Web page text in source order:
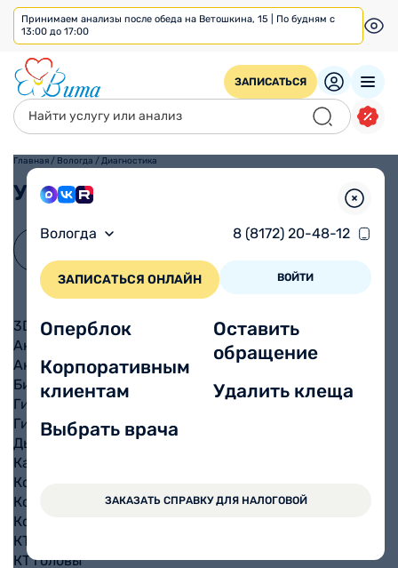
Принимаем анализы после обеда на Ветошкина, 15 | По будням с
13:00 до 17:00
ЗАПИСАТЬСЯ
Вологда 8 (8172) 20-48-12
ЗАПИСАТЬСЯ ОНЛАЙН ВОЙТИ
Оперблок
Корпоративным
клиентам
Выбрать врача
Оставить
обращение
Удалить клеща
ЗАКАЗАТЬ СПРАВКУ ДЛЯ НАЛОГОВОЙ
Главная / Вологда /Диагностика
Услуги
3D УЗИ
Ангиография аорты
Ангиография брахиоцефальных артерий
Биоимпедансометрия
Гибкая эндоскопия носоглотки
Гистероскопия
Дыхательный тест на Хеликобактер пилори
Кардиотокография плода (КТГ) при беременности
Колоноскопия
Кольпоскопия
Компьютерная томография (КТ)
КТ брюшной полости
КТ головы